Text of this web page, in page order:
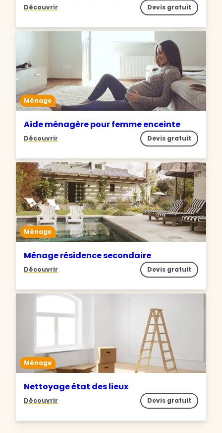
Découvrir Devis gratuit
Ménage
Aide ménagère pour femme enceinte
Découvrir Devis gratuit
Ménage
Ménage résidence secondaire
Découvrir Devis gratuit
Ménage
Nettoyage état des lieux
Découvrir Devis gratuit